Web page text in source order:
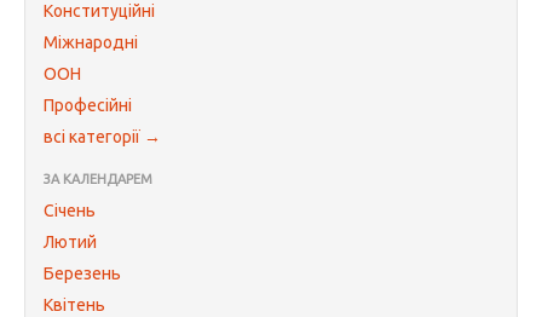
Конституційні
Міжнародні
ООН
Професійні
всі категорії →
ЗА КАЛЕНДАРЕМ
Січень
Лютий
Березень
Квітень